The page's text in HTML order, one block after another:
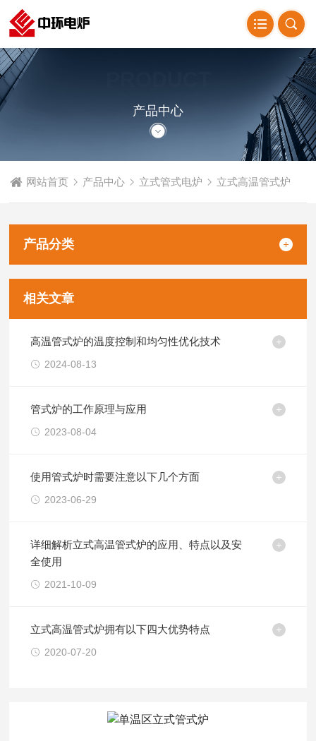
CENTER
产品中心
网站首页 产品中心 立式管式电炉 立式高温管式炉
产品分类
相关文章
高温管式炉的温度控制和均匀性优化技术
2024-08-13
管式炉的工作原理与应用
2023-08-04
使用管式炉时需要注意以下几个方面
2023-06-29
详细解析立式高温管式炉的应用、特点以及安
全使用
2021-10-09
立式高温管式炉拥有以下四大优势特点
2020-07-20